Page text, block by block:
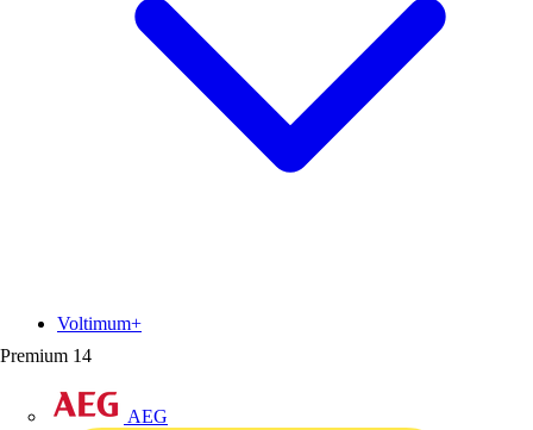
Premium 14
AEG
Voltimum+